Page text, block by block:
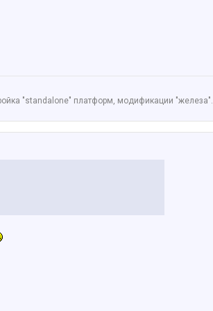
"standalone" платформ, модификации "железа".